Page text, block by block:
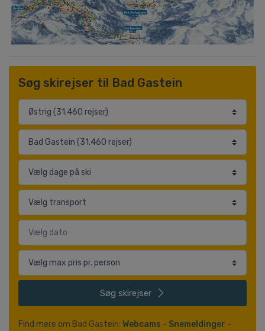
Søg skirejser til Bad Gastein
Søg skirejser
Find mere om Bad Gastein: Webcams - Snemeldinger -